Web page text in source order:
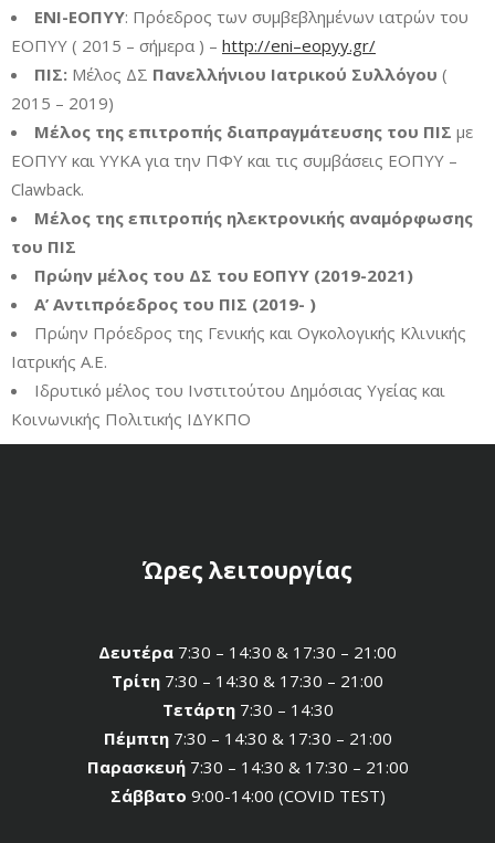
ΕΝΙ-ΕΟΠΥΥ: Πρόεδρος των συμβεβλημένων ιατρών του
ΕΟΠΥΥ ( 2015 – σήμερα ) – http://eni–eopyy.gr/
ΠΙΣ: Μέλος ΔΣ Πανελλήνιου Ιατρικού Συλλόγου (
2015 – 2019)
Μέλος της επιτροπής διαπραγμάτευσης του ΠΙΣ με
ΕΟΠΥΥ και ΥΥΚΑ για την ΠΦΥ και τις συμβάσεις ΕΟΠΥΥ –
Clawback.
Μέλος της επιτροπής ηλεκτρονικής αναμόρφωσης
του ΠΙΣ
Πρώην μέλος του ΔΣ του ΕΟΠΥΥ (2019-2021)
Α’ Αντιπρόεδρος του ΠΙΣ (2019- )
Πρώην Πρόεδρος της Γενικής και Ογκολογικής Κλινικής
Ιατρικής Α.Ε.
Iδρυτικό μέλος του Ινστιτούτου Δημόσιας Υγείας και
Κοινωνικής Πολιτικής ΙΔΥΚΠΟ
Ώρες λειτουργίας
Δευτέρα 7:30 – 14:30 & 17:30 – 21:00
Τρίτη 7:30 – 14:30 & 17:30 – 21:00
Τετάρτη7:30 – 14:30
Πέμπτη7:30 – 14:30 & 17:30 – 21:00
Παρασκευή7:30 – 14:30 & 17:30 – 21:00
Σάββατο 9:00-14:00 (COVID TEST)